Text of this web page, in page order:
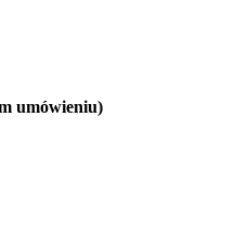
umówieniu)